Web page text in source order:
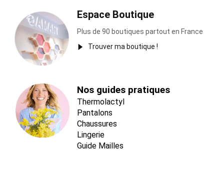
Espace Boutique
Plus de 90 boutiques partout en France
Trouver ma boutique !
Nos guides pratiques
Thermolactyl
Pantalons
Chaussures
Lingerie
Guide Mailles